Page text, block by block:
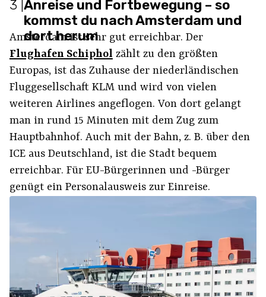
3 Anreise und Fortbewegung – so
kommst du nach Amsterdam und
dort herum
Amsterdam ist sehr gut erreichbar. Der
Flughafen Schiphol zählt zu den größten
Europas, ist das Zuhause der niederländischen
Fluggesellschaft KLM und wird von vielen
weiteren Airlines angeflogen. Von dort gelangt
man in rund 15 Minuten mit dem Zug zum
Hauptbahnhof. Auch mit der Bahn, z. B. über den
ICE aus Deutschland, ist die Stadt bequem
erreichbar. Für EU-Bürgerinnen und -Bürger
genügt ein Personalausweis zur Einreise.